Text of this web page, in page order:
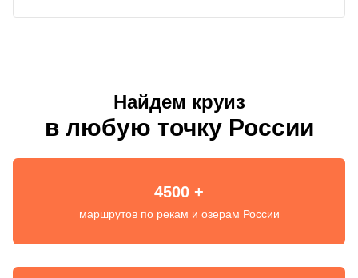
Найдем круиз
в любую точку России
4500 +
маршрутов по рекам и озерам России